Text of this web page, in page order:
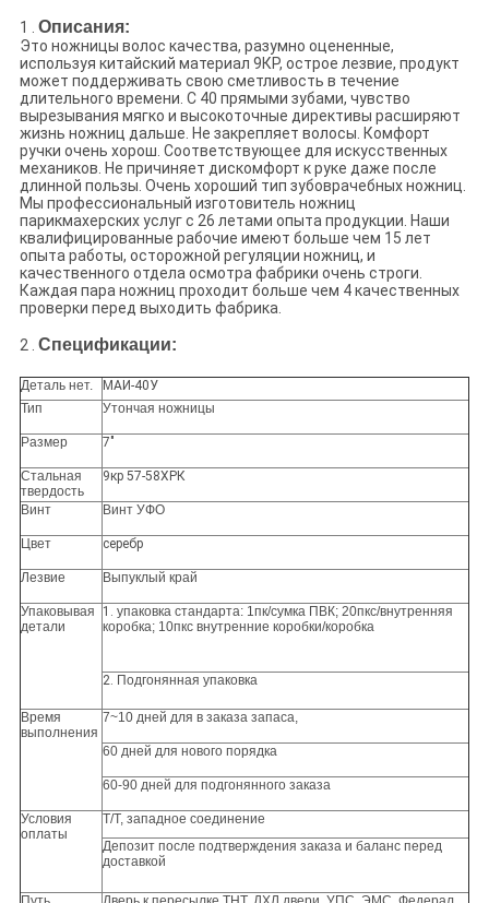
1 . Описания:
Это ножницы волос качества, разумно оцененные,
используя китайский материал 9КР, острое лезвие, продукт
может поддерживать свою сметливость в течение
длительного времени. С 40 прямыми зубами, чувство
вырезывания мягко и высокоточные директивы расширяют
жизнь ножниц дальше. Не закрепляет волосы. Комфорт
ручки очень хорош. Соответствующее для искусственных
механиков. Не причиняет дискомфорт к руке даже после
длинной пользы. Очень хороший тип зубоврачебных ножниц.
Мы профессиональный изготовитель ножниц
парикмахерских услуг с 26 летами опыта продукции. Наши
квалифицированные рабочие имеют больше чем 15 лет
опыта работы, осторожной регуляции ножниц, и
качественного отдела осмотра фабрики очень строги.
Каждая пара ножниц проходит больше чем 4 качественных
проверки перед выходить фабрика.
2 . Спецификации:
Деталь нет.
МАИ-40У
Тип
Утончая ножницы
Размер 7"
Стальная
твердость
9кр 57-58ХРК
Винт Винт УФО
Цвет серебр
Лезвие Выпуклый край
Упаковывая
детали
1. упаковка стандарта: 1пк/сумка ПВК; 20пкс/внутренняя
коробка; 10пкс внутренние коробки/коробка
2. Подгонянная упаковка
Время
выполнения
7~10 дней для в заказа запаса,
60 дней для нового порядка
60-90 дней для подгонянного заказа
Условия
оплаты
Т/Т, западное соединение
Депозит после подтверждения заказа и баланс перед
доставкой